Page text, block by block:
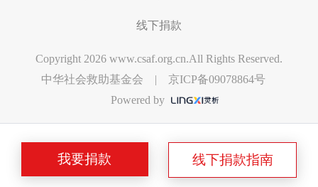
我要捐款 线下捐款指南
线下捐款
Copyright 2026 www.csaf.org.cn.All Rights Reserved.
中华社会救助基金会 | 京ICP备09078864号
Powered by